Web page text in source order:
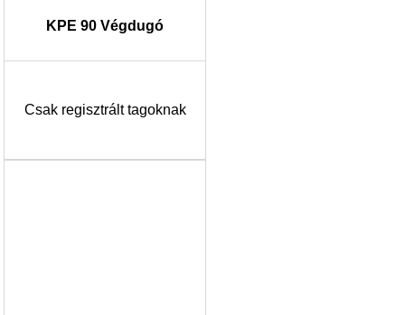
KPE 90 Végdugó
Csak regisztrált tagoknak